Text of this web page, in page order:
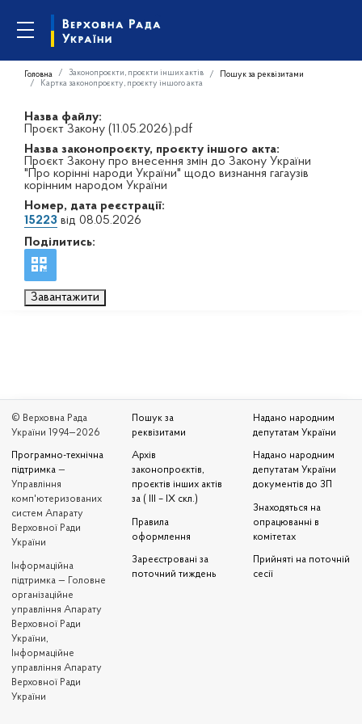
Головна Законопроєкти, проєкти інших актів
Пошук за реквізитами
Картка законопроєкту, проєкту іншого акта
Назва файлу:
Проєкт Закону (11.05.2026).pdf
Назва законопроєкту, проєкту іншого акта:
Проєкт Закону про внесення змін до Закону України
"Про корінні народи України" щодо визнання гагаузів
корінним народом України
Номер, дата реєстрації:
15223 від 08.05.2026
Поділитись:
Завантажити
© Верховна Рада
України 1994—2026
Програмно-технічна
підтримка —
Управління
комп'ютеризованих
систем Апарату
Верховної Ради
України
Iнформаційна
підтримка — Головне
організаційне
управління Апарату
Верховної Ради
України,
Інформаційне
управління Апарату
Верховної Ради
України
Пошук за
реквізитами
Архів
законопроєктів,
проєктів інших актів
за ( III – IX скл.)
Правила
оформлення
Зареєстровані за
поточний тиждень
Надано народним
депутатам України
Надано народним
депутатам України
документів до ЗП
Знаходяться на
опрацюванні в
комітетах
Прийняті на поточній
сесії